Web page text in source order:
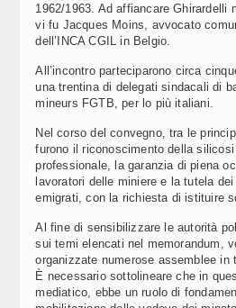
1962/1963. Ad affiancare Ghirardelli
vi fu Jacques Moins, avvocato
dell’INCA CGIL in Belgio.
All’incontro parteciparono circa
una trentina di delegati sindacali di
mineurs FGTB, per lo più italiani.
Nel corso del convegno, tra le
furono il riconoscimento della
professionale, la garanzia di piena
lavoratori delle miniere e la tutela
emigrati, con la richiesta di istituire
Al fine di sensibilizzare le autorità
sui temi elencati nel memorandum,
organizzate numerose assemblee in
È necessario sottolineare che in
mediatico, ebbe un ruolo di